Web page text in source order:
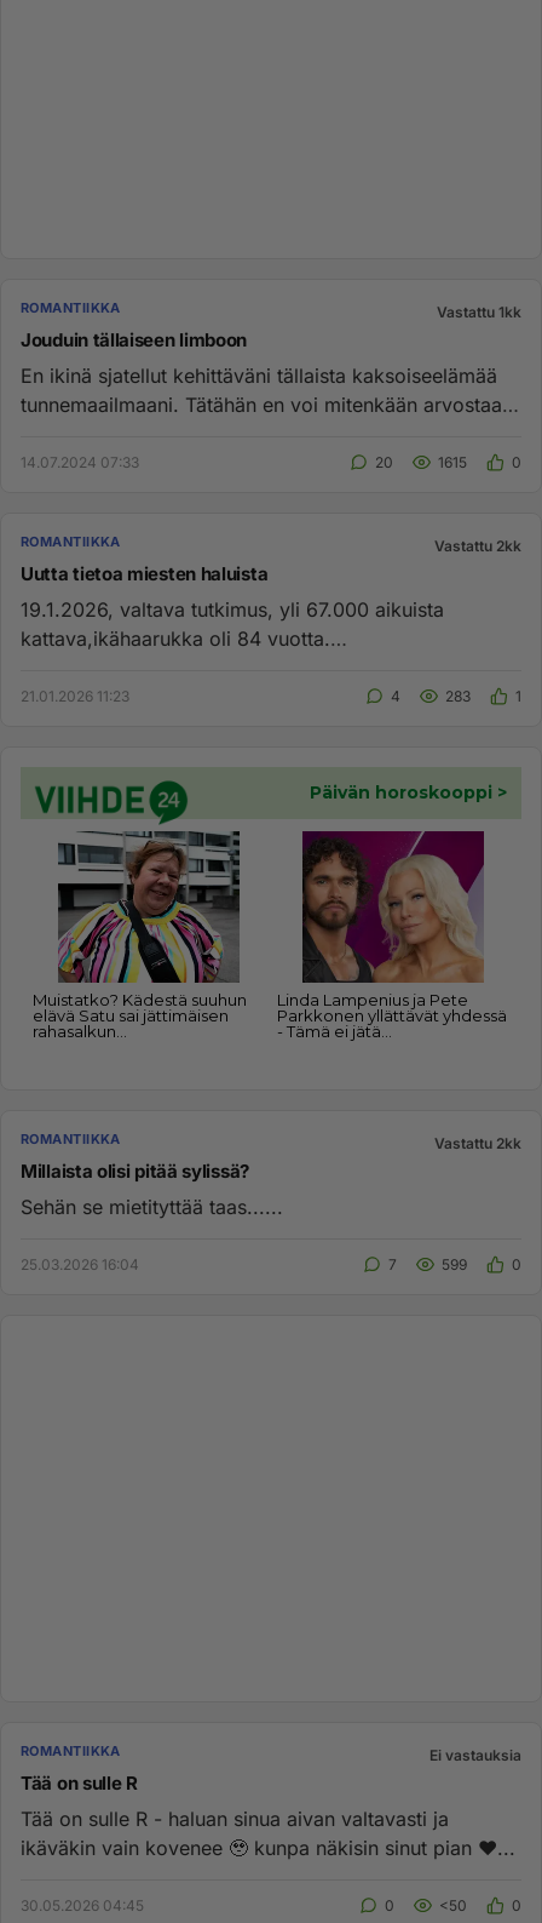
ROMANTIIKKA Vastattu 1kk
Jouduin tällaiseen limboon
En ikinä sjatellut kehittäväni tällaista kaksoiseelämää
tunnemaailmaani. Tätähän en voi mitenkään arvostaa,
14.07.2024 07:33 20 1615 0
ROMANTIIKKA Vastattu 2kk
Uutta tietoa miesten haluista
19.1.2026, valtava tutkimus, yli 67.000 aikuista
kattava,ikähaarukka oli 84 vuotta.
21.01.2026 11:23 4 283 1
ROMANTIIKKA Vastattu 2kk
Millaista olisi pitää sylissä?
Sehän se mietityttää taas......
25.03.2026 16:04 7 599 0
ROMANTIIKKA Ei vastauksia
Tää on sulle R
Tää on sulle R - haluan sinua aivan valtavasti ja
ikäväkin vain kovenee 🥹 kunpa näkisin sinut pian ♥️...
30.05.2026 04:45 0 <50 0